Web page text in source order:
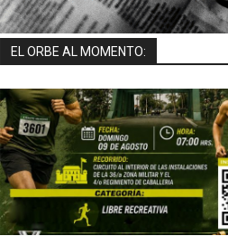
EL ORBE AL MOMENTO: